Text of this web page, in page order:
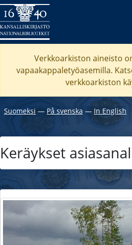
Verkkoarkiston aineisto
vapaakappaletyöasemilla.
verkkoarkiston
Suomeksi ― På svenska ― In English
Keräykset